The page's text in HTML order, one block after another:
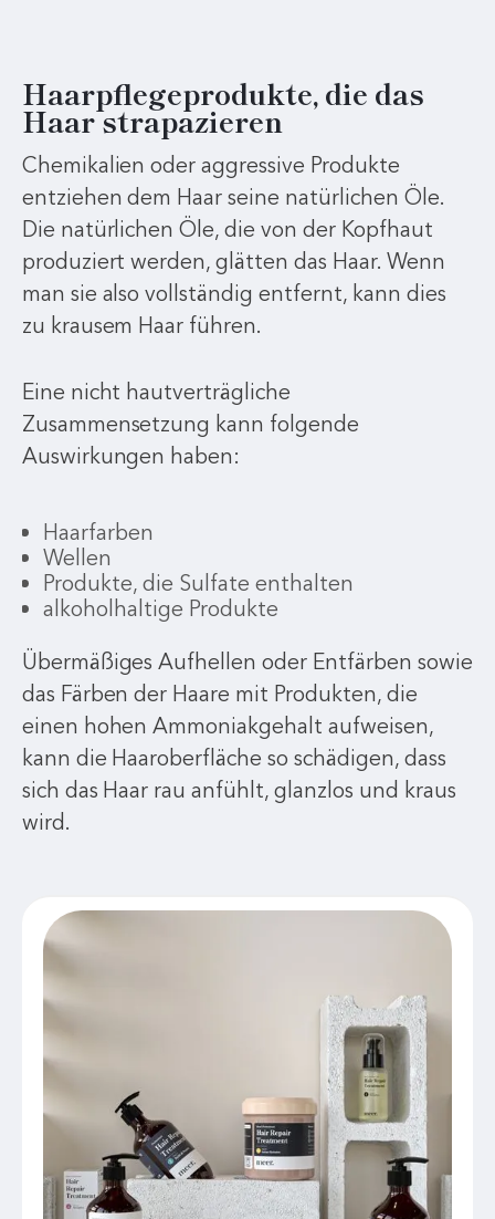
Haarpflegeprodukte, die das
Haar strapazieren
Chemikalien oder aggressive Produkte
entziehen dem Haar seine natürlichen Öle.
Die natürlichen Öle, die von der Kopfhaut
produziert werden, glätten das Haar. Wenn
man sie also vollständig entfernt, kann dies
zu krausem Haar führen.
Eine nicht hautverträgliche
Zusammensetzung kann folgende
Auswirkungen haben:
Haarfarben
Wellen
Produkte, die Sulfate enthalten
alkoholhaltige Produkte
Übermäßiges Aufhellen oder Entfärben sowie
das Färben der Haare mit Produkten, die
einen hohen Ammoniakgehalt aufweisen,
kann die Haaroberfläche so schädigen, dass
sich das Haar rau anfühlt, glanzlos und kraus
wird.